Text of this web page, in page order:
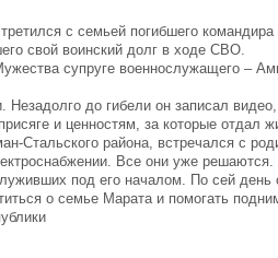
с семьей погибшего командира
свой воинский долг в ходе СВО.
супруге военнослужащего –
до гибели он записал
и ценностям, за которые отдал
Стальского района, встречался с
Все они уже решаются.
под его началом. По сей
о семье Марата и помогать